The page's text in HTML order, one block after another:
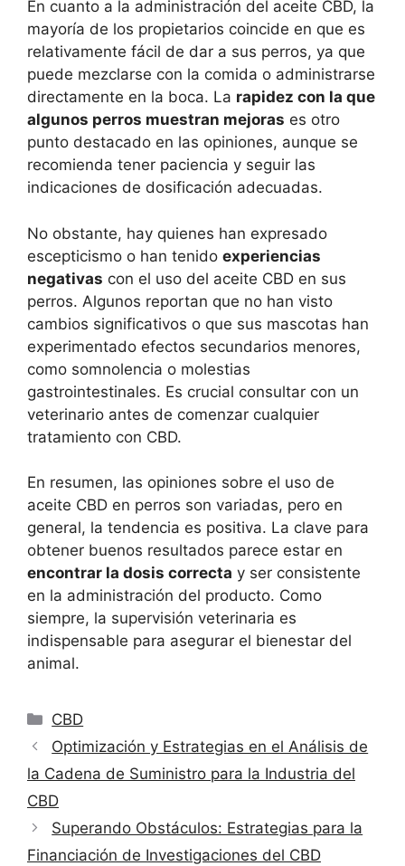
En cuanto a la administración del aceite CBD, la
mayoría de los propietarios coincide en que es
relativamente fácil de dar a sus perros, ya que
puede mezclarse con la comida o administrarse
directamente en la boca. La rapidez con la que
algunos perros muestran mejoras es otro
punto destacado en las opiniones, aunque se
recomienda tener paciencia y seguir las
indicaciones de dosificación adecuadas.
No obstante, hay quienes han expresado
escepticismo o han tenido experiencias
negativas con el uso del aceite CBD en sus
perros. Algunos reportan que no han visto
cambios significativos o que sus mascotas han
experimentado efectos secundarios menores,
como somnolencia o molestias
gastrointestinales. Es crucial consultar con un
veterinario antes de comenzar cualquier
tratamiento con CBD.
En resumen, las opiniones sobre el uso de
aceite CBD en perros son variadas, pero en
general, la tendencia es positiva. La clave para
obtener buenos resultados parece estar en
encontrar la dosis correcta y ser consistente
en la administración del producto. Como
siempre, la supervisión veterinaria es
indispensable para asegurar el bienestar del
animal.
Categorías
CBD
Optimización y Estrategias en el Análisis de
la Cadena de Suministro para la Industria del
CBD
Superando Obstáculos: Estrategias para la
Financiación de Investigaciones del CBD